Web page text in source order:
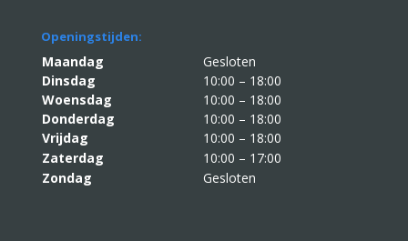
Openingstijden:
Maandag
Gesloten
Dinsdag
10:00 – 18:00
Woensdag
10:00 – 18:00
Donderdag
10:00 – 18:00
Vrijdag
10:00 – 18:00
Zaterdag
10:00 – 17:00
Zondag
Gesloten